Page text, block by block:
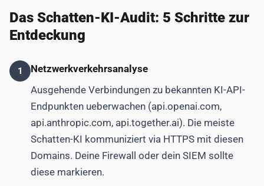
Das Schatten-KI-Audit: 5 Schritte zur
Entdeckung
1
Netzwerkverkehrsanalyse
Ausgehende Verbindungen zu bekannten KI-API-
Endpunkten ueberwachen (api.openai.com,
api.anthropic.com, api.together.ai). Die meiste
Schatten-KI kommuniziert via HTTPS mit diesen
Domains. Deine Firewall oder dein SIEM sollte
diese markieren.